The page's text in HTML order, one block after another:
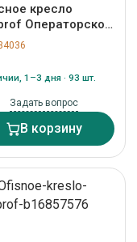
кресло
Операторское
Everprof EP-300
Бирюзовый
1–3 дня · 93 шт.
Задать вопрос
В корзину